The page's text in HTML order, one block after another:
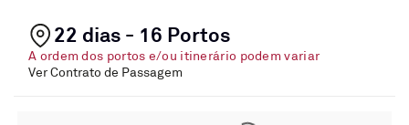
22 dias - 16 Portos
A ordem dos portos e/ou itinerário podem variar
Ver Contrato de Passagem